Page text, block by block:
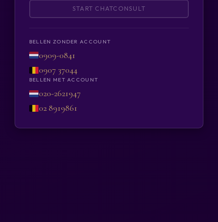
START CHATCONSULT
BELLEN ZONDER ACCOUNT
0909-0841
0907 37044
BELLEN MET ACCOUNT
020-2621947
02 8919861